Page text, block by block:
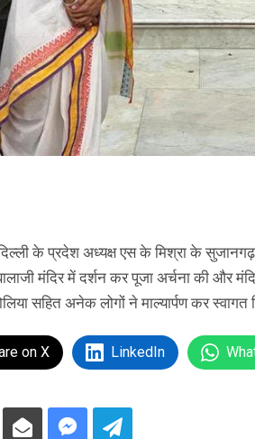
दिल्ली के प्रदेश अध्यक्ष एस के मिश्रा के
मंदिर में दर्शन कर पूजा अर्चना की और
सहित अनेक लोगों ने माल्यार्पण कर स्वागत
on X LinkedIn